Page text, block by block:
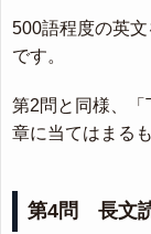
500語程度の英
です。
第2問と同様、
章に当てはまる
第4問 長文